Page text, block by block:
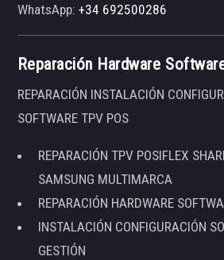
WhatsApp:+34 692500286
Reparación Hardware
REPARACIÓN INSTALACIÓN
SOFTWARE TPV POS
REPARACIÓN TPV POSIFLEX
SAMSUNG MULTIMARCA
REPARACIÓN HARDWARE
INSTALACIÓN CONFIGURACIÓN
GESTIÓN